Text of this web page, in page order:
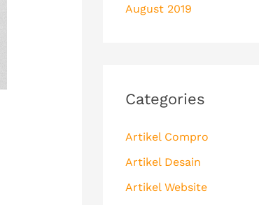
August 2019
Categories
Artikel Compro
Artikel Desain
Artikel Website